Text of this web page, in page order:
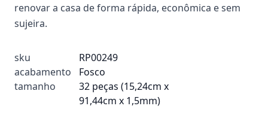
renovar a casa de forma rápida, econômica e sem
sujeira.
sku
RP00249
acabamento
Fosco
tamanho
32 peças (15,24cm x
91,44cm x 1,5mm)